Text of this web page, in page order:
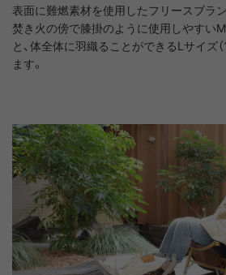
表面に難燃素材を使用したフリースブラ
焚き火の傍で膝掛のように使用しやすい
と、体全体に羽織ることができるLサイズ
ます。